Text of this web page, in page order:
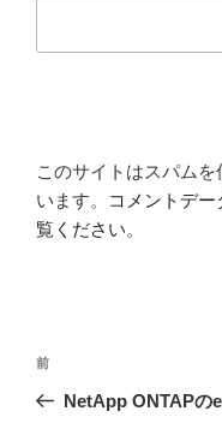
このサイトはスパム
います。
コメントデ
覧ください。
投
前
の
前
NetApp ONTAPの